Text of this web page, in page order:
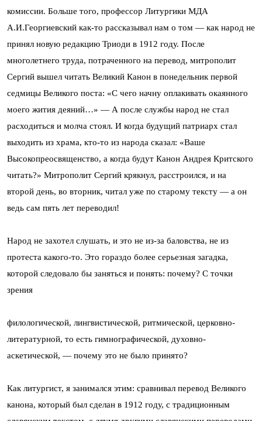
комиссии. Больше того, профессор Литургики МДА
А.И.Георгиевский как-то рассказывал нам о том — как народ не
принял новую редакцию Триоди в 1912 году. После
многолетнего труда, потраченного на перевод, митрополит
Сергий вышел читать Великий Канон в понедельник первой
седмицы Великого поста: «С чего начну оплакивать окаянного
моего жития деяний…» — А после службы народ не стал
расходиться и молча стоял. И когда будущий патриарх стал
выходить из храма, кто-то из народа сказал: «Ваше
Высокопреосвященство, а когда будут Канон Андрея Критского
читать?» Митрополит Сергий крякнул, расстроился, и на
второй день, во вторник, читал уже по старому тексту — а он
ведь сам пять лет переводил!
Народ не захотел слушать, и это не из-за баловства, не из
протеста какого-то. Это гораздо более серьезная загадка,
которой следовало бы заняться и понять: почему? С точки
зрения
филологической, лингвистической, ритмической, церковно-
литературной, то есть гимнографической, духовно-
аскетической, — почему это не было принято?
Как литургист, я занимался этим: сравнивал перевод Великого
канона, который был сделан в 1912 году, с традиционным